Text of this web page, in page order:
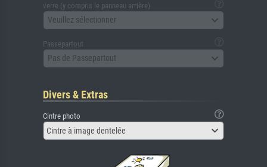
verre (y compris le panneau arrière)
Veuillez sélectionner
Passepartout
Pas de Passepartout
Divers & Extras
Cintre photo
Cintre à image dentelée